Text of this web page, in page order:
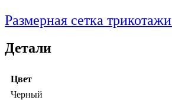
Размерная сетка
Детали
Цвет
Черный